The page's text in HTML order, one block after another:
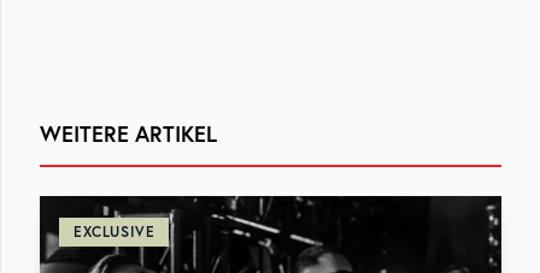
WEITERE ARTIKEL
EXCLUSIVE